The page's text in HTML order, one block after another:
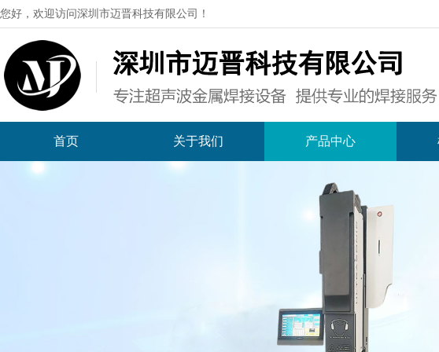
您好，欢迎访问深圳市迈晋科技有限公司！
首页 关于我们 产品中心